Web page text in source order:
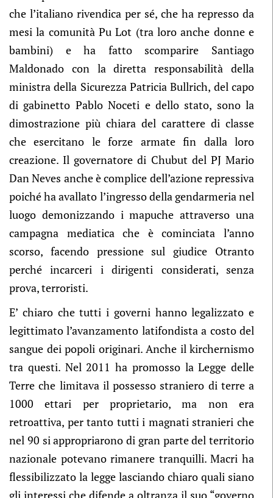
che l’italiano rivendica per sé, che ha represso da
mesi la comunità Pu Lot (tra loro anche donne e
bambini) e ha fatto scomparire Santiago
Maldonado con la diretta responsabilità della
ministra della Sicurezza Patricia Bullrich, del capo
di gabinetto Pablo Noceti e dello stato, sono la
dimostrazione più chiara del carattere di classe
che esercitano le forze armate fin dalla loro
creazione. Il governatore di Chubut del PJ Mario
Dan Neves anche è complice dell’azione repressiva
poiché ha avallato l’ingresso della gendarmeria nel
luogo demonizzando i mapuche attraverso una
campagna mediatica che è cominciata l’anno
scorso, facendo pressione sul giudice Otranto
perché incarceri i dirigenti considerati, senza
prova, terroristi.
E’ chiaro che tutti i governi hanno legalizzato e
legittimato l’avanzamento latifondista a costo del
sangue dei popoli originari. Anche il kirchernismo
tra questi. Nel 2011 ha promosso la Legge delle
Terre che limitava il possesso straniero di terre a
1000 ettari per proprietario, ma non era
retroattiva, per tanto tutti i magnati stranieri che
nel 90 si appropriarono di gran parte del territorio
nazionale potevano rimanere tranquilli. Macri ha
flessibilizzato la legge lasciando chiaro quali siano